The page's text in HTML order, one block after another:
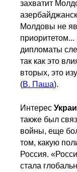
захватит
Молдовы не
дипломаты
так как это
вторых, это
(В. Паша).
Интерес
также был
войны, еще
том, какую
Россия.
стала